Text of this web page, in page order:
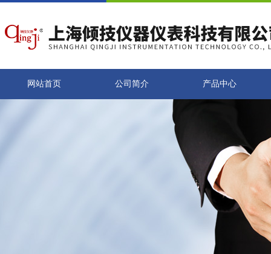
网站首页 公司简介 产品中心